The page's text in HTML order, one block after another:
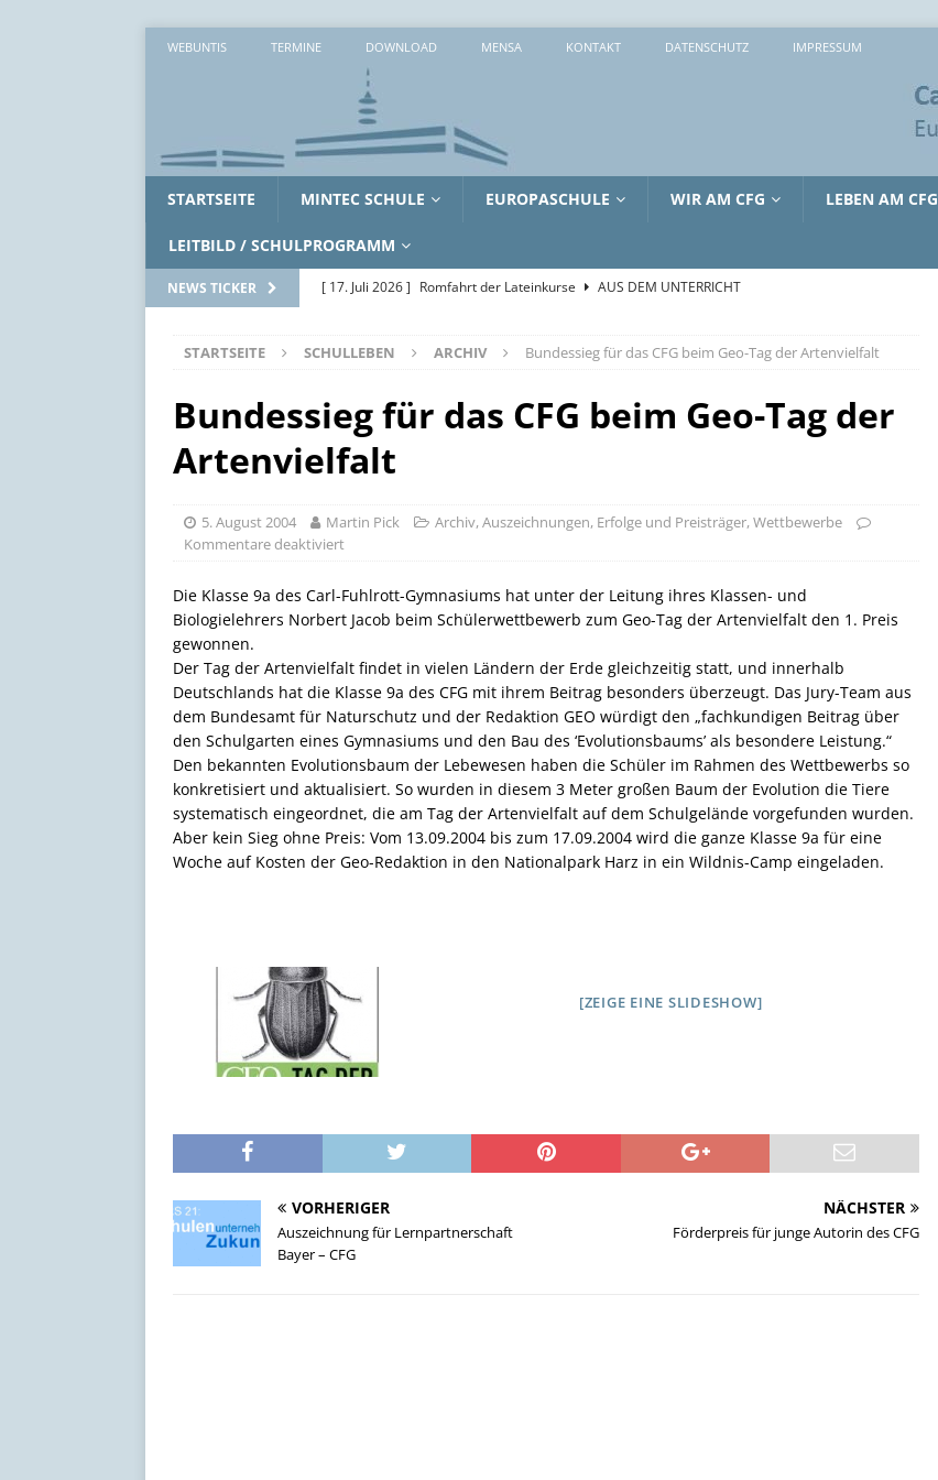
WEBUNTIS TERMINE DOWNLOAD MENSA KONTAKT DATENSCHUTZ IMPRESSUM
STARTSEITE MINTEC SCHULE EUROPASCHULE WIR AM CFG LEBEN AM CFG
LEITBILD / SCHULPROGRAMM
NEWS TICKER [ 17. Juli 2026 ] Romfahrt der Lateinkurse
AUS DEM UNTERRICHT
ALLGEMEIN
[ 15. Juli 2026 ]
Zwei erlebnisreiche Tage in Lille
AUS DEM UNTERRICHT
[ 14. Juli 2026 ]
Zwischen Aktienkultur und Kinderschutz: Jürgen Hardt im Gespräch mit dem
SoWi-LK
AUS DEM UNTERRICHT
STARTSEITE SCHULLEBEN ARCHIV Bundessieg für das CFG beim Geo-Tag der Artenvielfalt
Bundessieg für das CFG beim Geo-Tag der
Artenvielfalt
5. August 2004 Martin Pick Archiv,Auszeichnungen, Erfolge und Preisträger,Wettbewerbe
Kommentare deaktiviert
Die Klasse 9a des Carl-Fuhlrott-Gymnasiums hat unter der Leitung ihres Klassen- und
Biologielehrers Norbert Jacob beim Schülerwettbewerb zum Geo-Tag der Artenvielfalt den 1. Preis
gewonnen.
Der Tag der Artenvielfalt findet in vielen Ländern der Erde gleichzeitig statt, und innerhalb
Deutschlands hat die Klasse 9a des CFG mit ihrem Beitrag besonders überzeugt. Das Jury-Team aus
dem Bundesamt für Naturschutz und der Redaktion GEO würdigt den „fachkundigen Beitrag über
den Schulgarten eines Gymnasiums und den Bau des ‘Evolutionsbaums’ als besondere Leistung.“
Den bekannten Evolutionsbaum der Lebewesen haben die Schüler im Rahmen des Wettbewerbs so
konkretisiert und aktualisiert. So wurden in diesem 3 Meter großen Baum der Evolution die Tiere
systematisch eingeordnet, die am Tag der Artenvielfalt auf dem Schulgelände vorgefunden wurden.
Aber kein Sieg ohne Preis: Vom 13.09.2004 bis zum 17.09.2004 wird die ganze Klasse 9a für eine
Woche auf Kosten der Geo-Redaktion in den Nationalpark Harz in ein Wildnis-Camp eingeladen.
[ZEIGE EINE SLIDESHOW]
VORHERIGER
Auszeichnung für Lernpartnerschaft
Bayer – CFG
NÄCHSTER
Förderpreis für junge Autorin des CFG